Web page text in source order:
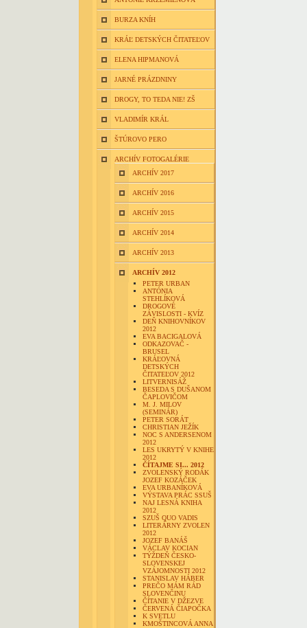
BURZA KNÍH
KRÁĽ DETSKÝCH ČITATEĽOV
ELENA HIPMANOVÁ
JARNÉ PRÁZDNINY
DROGY, TO TEDA NIE! ZŠ
VLADIMÍR KRÁL
ŠTÚROVO PERO
ARCHÍV FOTOGALÉRIE
ARCHÍV 2017
ARCHÍV 2016
ARCHÍV 2015
ARCHÍV 2014
ARCHÍV 2013
ARCHÍV 2012
PETER URBAN
ANTÓNIA
STEHLÍKOVÁ
DROGOVÉ
ZÁVISLOSTI - KVÍZ
DEŇ KNIHOVNÍKOV
2012
EVA BACIGALOVÁ
ODKAZOVAČ -
BRUSEL
KRÁĽOVNÁ
DETSKÝCH
ČITATEĽOV 2012
LITVERNISÁŽ
BESEDA S DUŠANOM
ČAPLOVIČOM
M. J. MILOV
(SEMINÁR)
PETER SORÁT
CHRISTIAN JEŽÍK
NOC S ANDERSENOM
2012
LES UKRYTÝ V KNIHE
2012
ČÍTAJME SI... 2012
ZVOLENSKÝ RODÁK
JOZEF KOZÁČEK
EVA URBANÍKOVÁ
VÝSTAVA PRÁC SSUŠ
NAJ LESNÁ KNIHA
2012
SZUŠ QUO VADIS
LITERÁRNY ZVOLEN
2012
JOZEF BANÁŠ
VÁCLAV KOCIAN
TÝŽDEŇ ČESKO-
SLOVENSKEJ
VZÁJOMNOSTI 2012
STANISLAV HÁBER
PREČO MÁM RÁD
SLOVENČINU
ČÍTANIE V DŽEZVE
ČERVENÁ ČIAPOČKA
K SVETLU
KMOŠTINCOVÁ ANNA